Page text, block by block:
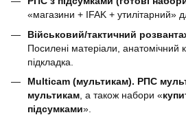
«магазини + IFAK + утилітарний»
Військовий/тактичний
Посилені матеріали, анатомічний
підкладка.
Multicam (мультикам). РПС
мультикам , а також набори «
підсумками».